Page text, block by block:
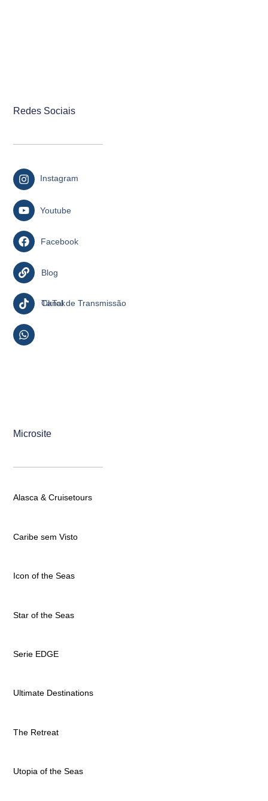
Microsite
Alasca & Cruisetours
Caribe sem Visto
Icon of the Seas
Star of the Seas
Serie EDGE
Ultimate Destinations
The Retreat
Utopia of the Seas
Redes Sociais
Instagram
Youtube
Facebook
Blog
TikTok
Canal de Transmissão